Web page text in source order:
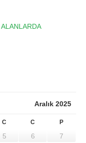
Aralık 2025
C C P
5 6
7